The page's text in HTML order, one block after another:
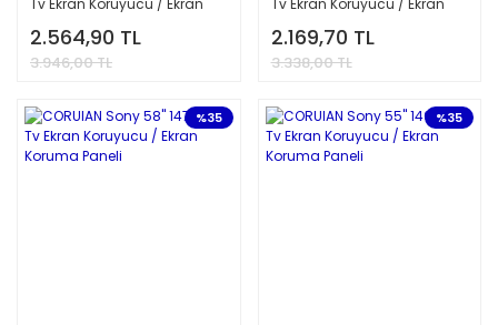
Koruma Paneli
2.564,90 TL
3.946,00 TL
Koruma Paneli
2.169,70 TL
3.338,00 TL
%35 %35